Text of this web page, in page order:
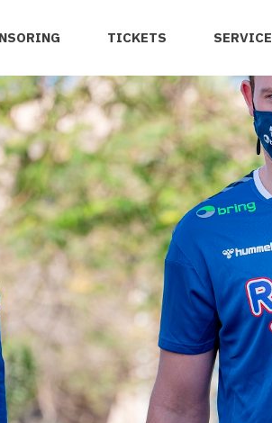
TICKETS SERVICE